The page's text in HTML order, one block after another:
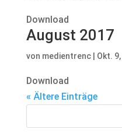
Download
August 2017
von medientrenc| Okt.
Download
« Ältere Einträge